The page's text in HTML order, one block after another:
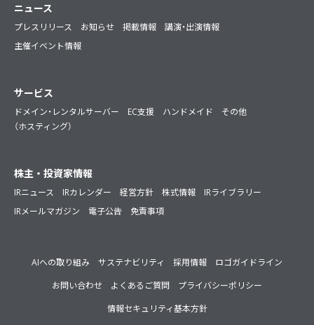
ニュース
プレスリリース お知らせ 掲載情報
講演・出演情報
主催イベント情報
サービス
ドメイン・レンタルサーバー
（ホスティング）
EC支援 ハンドメイド その他
株主・投資家情報
IRニュース IRカレンダー 経営方針 株式情報
IRライブラリー
IRメールマガジン
電子公告 免責事項
AIへの取り組み サステナビリティ 採用情報
ロゴガイドライン
お問い合わせ
よくあるご質問
プライバシーポリシー
情報セキュリティ基本方針